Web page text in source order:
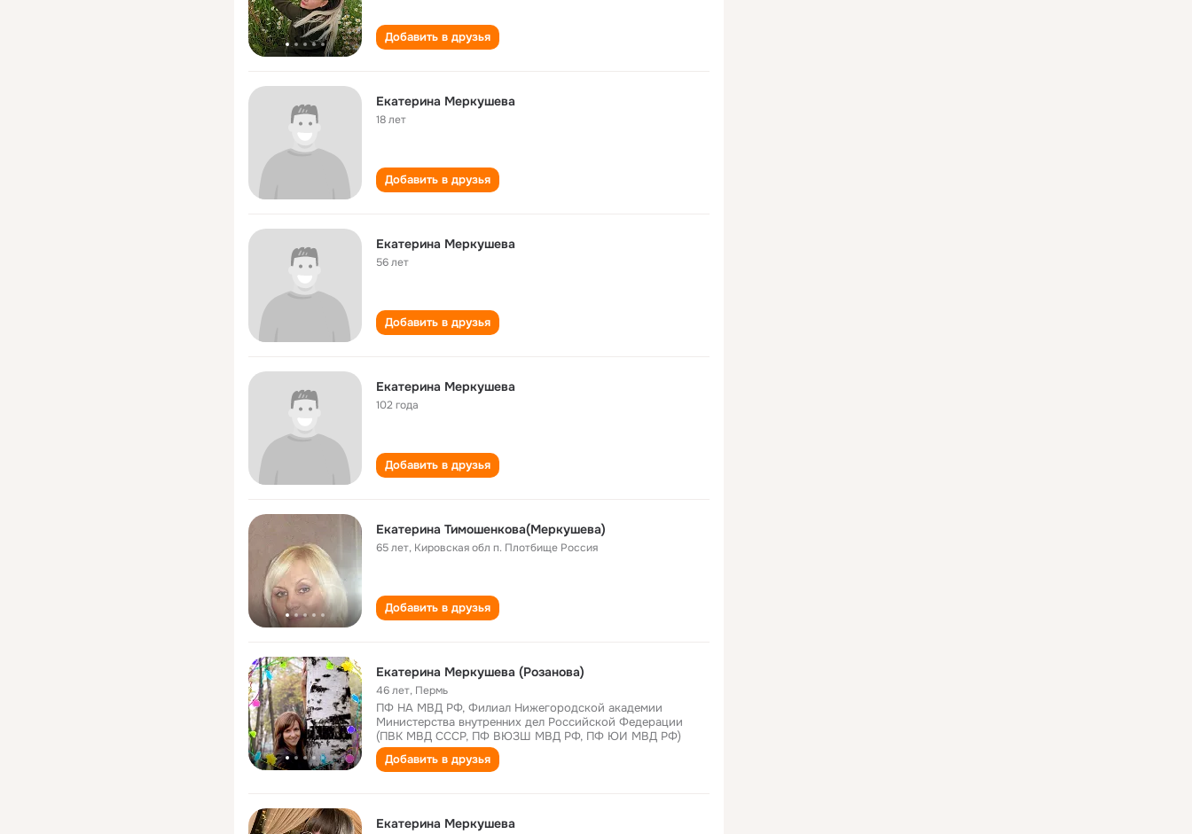
Добавить в друзья
Екатерина Меркушева
18 лет
Добавить в друзья
Екатерина Меркушева
56 лет
Добавить в друзья
Екатерина Меркушева
102 года
Добавить в друзья
Екатерина Тимошенкова(Меркушева)
65 лет, Кировская обл п. Плотбище Россия
Добавить в друзья
Екатерина Меркушева (Розанова)
46 лет, Пермь
ПФ НА МВД РФ, Филиал Нижегородской академии
Министерства внутренних дел Российской Федерации
(ПВК МВД СССР, ПФ ВЮЗШ МВД РФ, ПФ ЮИ МВД РФ)
Добавить в друзья
Екатерина Меркушева